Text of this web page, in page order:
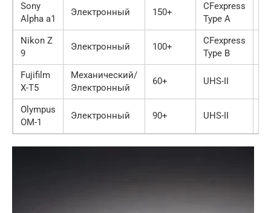
Sony
Alpha a1
Электронный 150+
CFexpress
Type A
Nikon Z
9
Электронный 100+
CFexpress
Type B
Fujifilm
X-T5
Механический/
Электронный
60+ UHS-II
Olympus
OM-1
Электронный 90+ UHS-II